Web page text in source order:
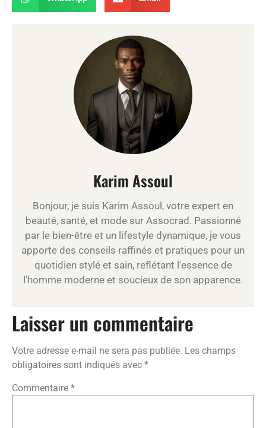
Karim Assoul
Bonjour, je suis Karim Assoul, votre expert en
beauté, santé, et mode sur Assocrad. Passionné
par le bien-être et un lifestyle dynamique, je vous
apporte des conseils raffinés et pratiques pour un
quotidien stylé et sain, reflétant l'essence de
l'homme moderne et soucieux de son apparence.
Laisser un commentaire
Votre adresse e-mail ne sera pas publiée. Les champs
obligatoires sont indiqués avec *
Commentaire *